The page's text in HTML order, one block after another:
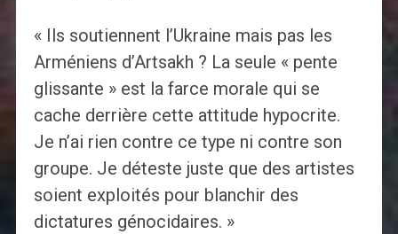
« Ils soutiennent l’Ukraine mais pas les
Arméniens d’Artsakh ? La seule « pente
glissante » est la farce morale qui se
cache derrière cette attitude hypocrite.
Je n’ai rien contre ce type ni contre son
groupe. Je déteste juste que des artistes
soient exploités pour blanchir des
dictatures génocidaires. »